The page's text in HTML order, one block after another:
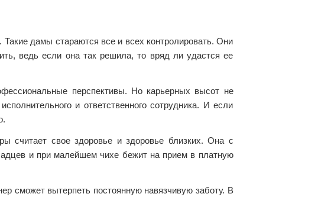
дамы стараются все и всех контролировать. Они
ведь если она так решила, то вряд ли удастся ее
перспективы. Но карьерных высот не
и ответственного сотрудника. И если
считает свое здоровье и здоровье близких. Она с
и при малейшем чихе бежит на прием в платную
сможет вытерпеть постоянную навязчивую заботу. В